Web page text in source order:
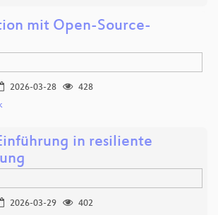
mit Open-Source-
2026-03-28
428
in resiliente
2026-03-29
402